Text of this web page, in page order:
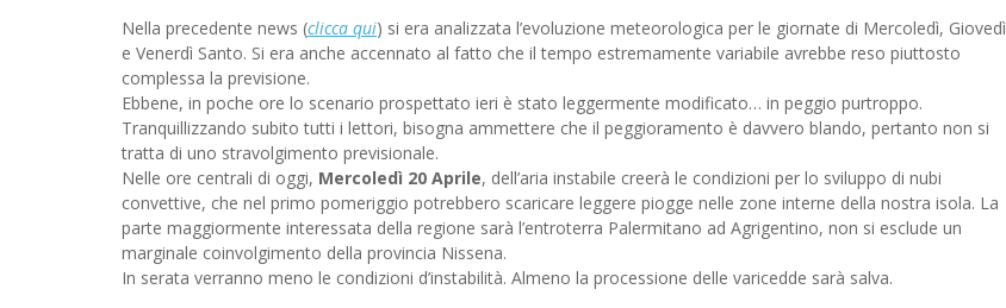
Nella precedente news (clicca qui) si era analizzata l’evoluzione meteorologica per le giornate di Mercoledì, Giovedì
e Venerdì Santo. Si era anche accennato al fatto che il tempo estremamente variabile avrebbe reso piuttosto
complessa la previsione.
Ebbene, in poche ore lo scenario prospettato ieri è stato leggermente modificato… in peggio purtroppo.
Tranquillizzando subito tutti i lettori, bisogna ammettere che il peggioramento è davvero blando, pertanto non si
tratta di uno stravolgimento previsionale.
Nelle ore centrali di oggi, Mercoledì 20 Aprile, dell’aria instabile creerà le condizioni per lo sviluppo di nubi
convettive, che nel primo pomeriggio potrebbero scaricare leggere piogge nelle zone interne della nostra isola. La
parte maggiormente interessata della regione sarà l’entroterra Palermitano ad Agrigentino, non si esclude un
marginale coinvolgimento della provincia Nissena.
In serata verranno meno le condizioni d’instabilità. Almeno la processione delle varicedde sarà salva.